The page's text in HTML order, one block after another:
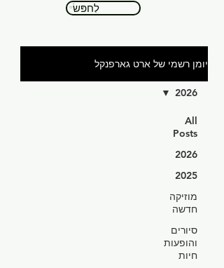
לְחַפֵּשׂ
יומן רשמי של ארט גארפנקל
All
Posts
2026
2025
מוזיקה
חדשה
סיורים
והופעות
חיות
2026